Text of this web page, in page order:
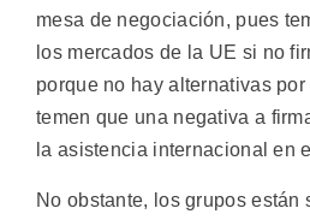
mesa de negociación, pues
los mercados de la UE si no
porque no hay alternativas por
temen que una negativa a
la asistencia internacional en
No obstante, los grupos están